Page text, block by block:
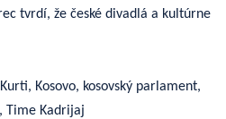
tvrdí, že české divadlá a kultúrne
Kosovo, kosovský parlament,
Time Kadrijaj